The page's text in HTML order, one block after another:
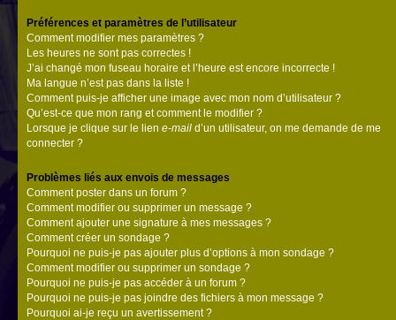
Préférences et paramètres de l’utilisateur
Comment modifier mes paramètres ?
Les heures ne sont pas correctes !
J’ai changé mon fuseau horaire et l’heure est encore incorrecte !
Ma langue n’est pas dans la liste !
Comment puis-je afficher une image avec mon nom d’utilisateur ?
Qu’est-ce que mon rang et comment le modifier ?
Lorsque je clique sur le lien e-mail d’un utilisateur, on me demande de me
connecter ?
Problèmes liés aux envois de messages
Comment poster dans un forum ?
Comment modifier ou supprimer un message ?
Comment ajouter une signature à mes messages ?
Comment créer un sondage ?
Pourquoi ne puis-je pas ajouter plus d’options à mon sondage ?
Comment modifier ou supprimer un sondage ?
Pourquoi ne puis-je pas accéder à un forum ?
Pourquoi ne puis-je pas joindre des fichiers à mon message ?
Pourquoi ai-je reçu un avertissement ?